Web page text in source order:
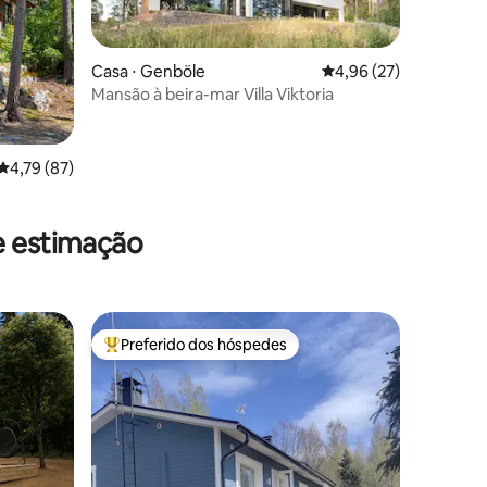
de uma avaliação média de 5, 87 avaliações
4,79 (87)
Casa ⋅ Genböle 4,96 de uma
4,96 (27)
Mansão à beira-mar Villa Viktoria
estimação
hóspedes Entre os melhores preferidos dos hóspedes
Preferido dos hóspedes